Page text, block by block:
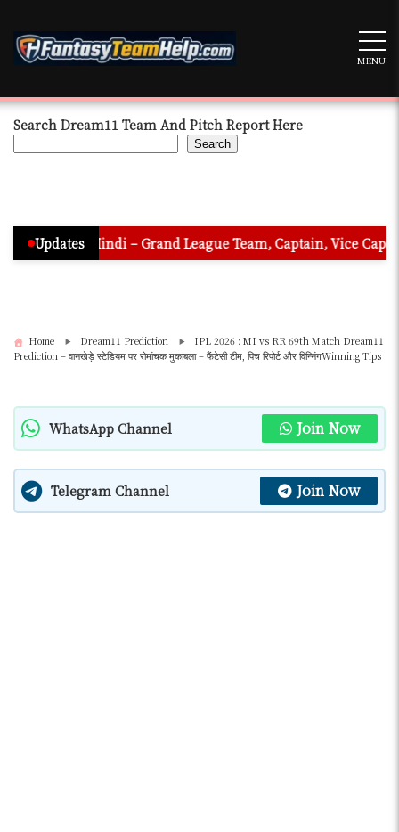
content
MENU
Search Dream11 Team And Pitch Report Here
Search
Updates
Hindi – Grand League Team, Captain, Vice Captain & Must
Home Dream11 Prediction
IPL 2026 : MI vs RR 69th Match Dream11
Prediction – वानखेड़े स्टेडियम पर रोमांचक मुकाबला – फैंटेसी टीम, पिच रिपोर्ट और विन्निंगWinning Tips
WhatsApp Channel Join Now
Telegram Channel Join Now